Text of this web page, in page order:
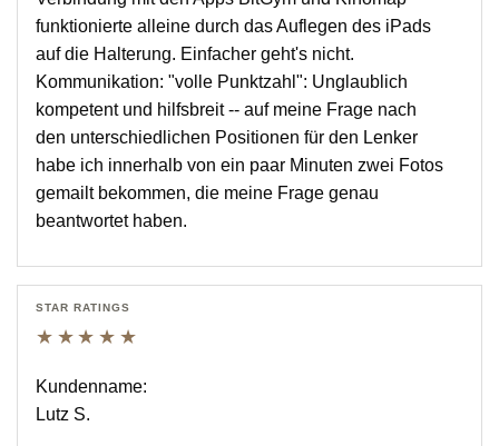
funktionierte alleine durch das Auflegen des iPads
auf die Halterung. Einfacher geht's nicht.
Kommunikation: "volle Punktzahl": Unglaublich
kompetent und hilfsbreit -- auf meine Frage nach
den unterschiedlichen Positionen für den Lenker
habe ich innerhalb von ein paar Minuten zwei Fotos
gemailt bekommen, die meine Frage genau
beantwortet haben.
STAR RATINGS
★★★★★
Kundenname:
Lutz S.